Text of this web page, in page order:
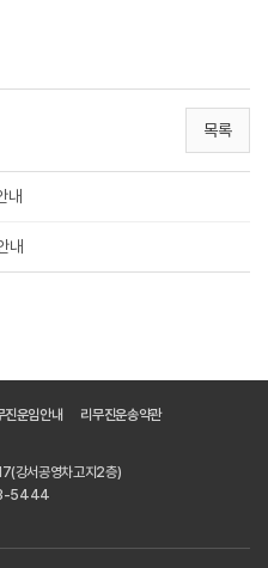
목록
내
내
진운임안내 리무진운송약관
강서공영차고지2층)
5444